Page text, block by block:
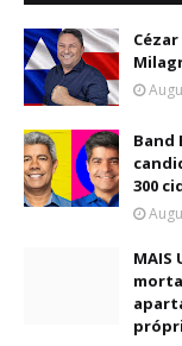
Band
300
MAIS